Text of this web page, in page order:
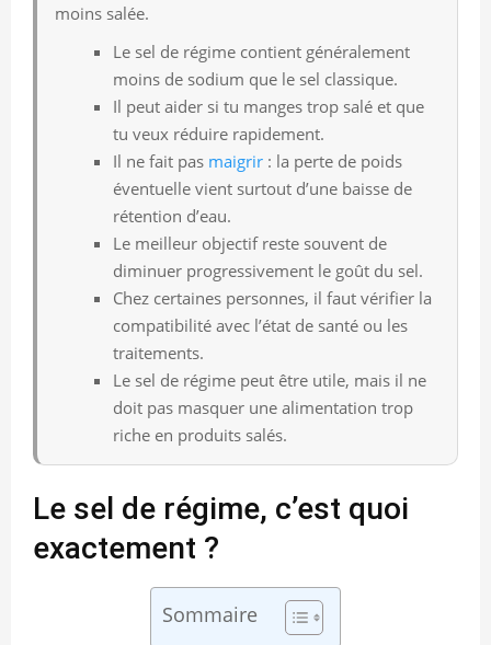
moins salée.
Le sel de régime contient généralement
moins de sodium que le sel classique.
Il peut aider si tu manges trop salé et que
tu veux réduire rapidement.
Il ne fait pas maigrir : la perte de poids
éventuelle vient surtout d’une baisse de
rétention d’eau.
Le meilleur objectif reste souvent de
diminuer progressivement le goût du sel.
Chez certaines personnes, il faut vérifier la
compatibilité avec l’état de santé ou les
traitements.
Le sel de régime peut être utile, mais il ne
doit pas masquer une alimentation trop
riche en produits salés.
Le sel de régime, c’est quoi
exactement ?
Sommaire